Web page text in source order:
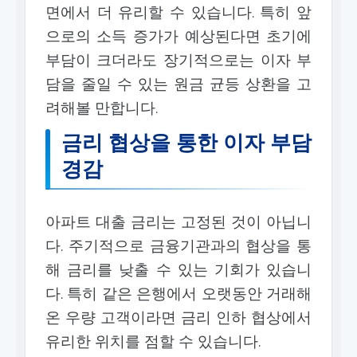
면에서 더 유리할 수 있습니다. 특히 앞
으로의 소득 증가가 예상된다면 초기에
부담이 크더라도 장기적으로는 이자 부
담을 줄일 수 있는 원금 균등 상환을 고
려해볼 만합니다.
금리 협상을 통한 이자 부담
경감
아파트 대출 금리는 고정된 것이 아닙니
다. 주기적으로 금융기관과의 협상을 통
해 금리를 낮출 수 있는 기회가 있습니
다. 특히 같은 은행에서 오랫동안 거래해
온 우량 고객이라면 금리 인하 협상에서
유리한 위치를 점할 수 있습니다.